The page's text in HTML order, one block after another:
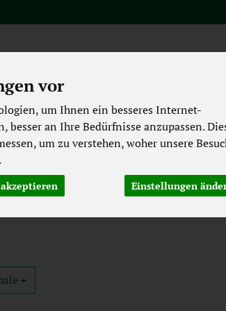
vor
um Ihnen ein besseres Internet-
an Ihre Bedürfnisse anzupassen.
um zu verstehen, woher unsere
Einstellungen
Abverkauf Biokisten
Pflege & Kosmetik Naturdrogerie